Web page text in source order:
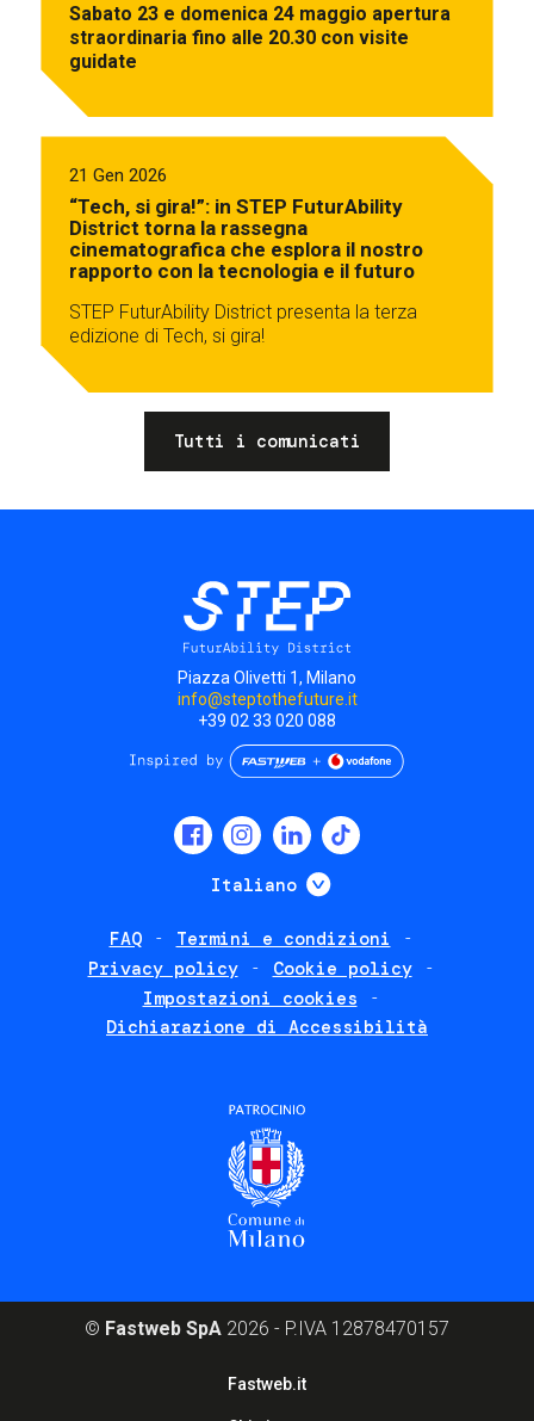
Sabato 23 e domenica 24 maggio apertura
straordinaria fino alle 20.30 con visite
guidate
21 Gen 2026
“Tech, si gira!”: in STEP FuturAbility
District torna la rassegna
cinematografica che esplora il nostro
rapporto con la tecnologia e il futuro
STEP FuturAbility District presenta la terza
edizione di Tech, si gira!
Tutti i comunicati
Piazza Olivetti 1, Milano
info@steptothefuture.it
+39 02 33 020 088
Italiano Mostra ulteriori
FAQ
Termini e condizioni
Privacy policy
Cookie policy
Impostazioni cookies
Dichiarazione di Accessibilità
© Fastweb SpA 2026 - P.IVA 12878470157
Fastweb.it